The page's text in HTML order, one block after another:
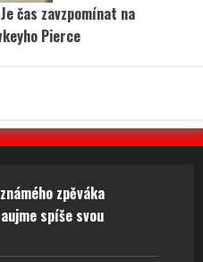
čas zavzpomínat na
Pierce
zpěváka
spíše svou